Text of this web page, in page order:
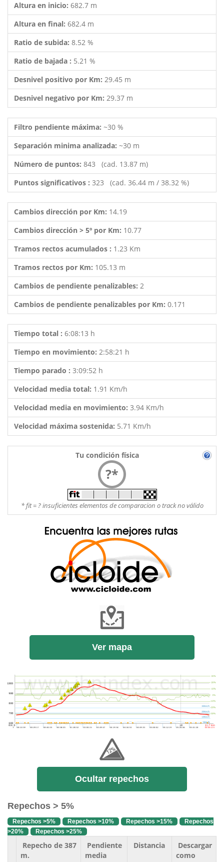
Altura en inicio: 682.7 m
Altura en final: 682.4 m
Ratio de subida: 8.52 %
Ratio de bajada : 5.21 %
Desnivel positivo por Km: 29.45 m
Desnivel negativo por Km: 29.37 m
Filtro pendiente máxima: ~30 %
Separación minima analizada: ~30 m
Número de puntos: 843 (cad. 13.87 m)
Puntos significativos : 323 (cad. 36.44 m / 38.32 %)
Cambios dirección por Km: 14.19
Cambios dirección > 5º por Km: 10.77
Tramos rectos acumulados : 1.23 Km
Tramos rectos por Km: 105.13 m
Cambios de pendiente penalizables: 2
Cambios de pendiente penalizables por Km: 0.171
Tiempo total : 6:08:13 h
Tiempo en movimiento: 2:58:21 h
Tiempo parado : 3:09:52 h
Velocidad media total: 1.91 Km/h
Velocidad media en movimiento: 3.94 Km/h
Velocidad máxima sostenida: 5.71 Km/h
Tu condición física
?*
* fit = ? insuficientes elementos de comparacion o track no válido
Ver mapa
Ocultar repechos
Repechos > 5%
Repechos >5% Repechos >10% Repechos >15%
Repechos
>20%
Repechos >25%
Repecho de 387
m.
Pendiente
media
Distancia
Descargar
como